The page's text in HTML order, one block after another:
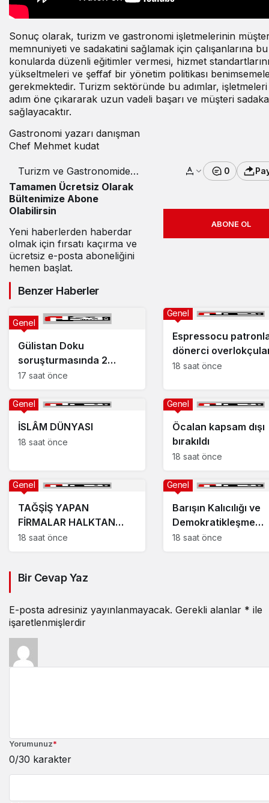
Sonuç olarak, turizm ve gastronomi işletmelerinin
memnuniyeti ve sadakatini sağlamak için çalışanlarına bu
konularda düzenli eğitimler vermesi, hizmet standartlarını
yükseltmeleri ve şeffaf bir yönetim politikası
gerekmektedir. Turizm sektöründe bu adımlar,
adım öne çıkararak uzun vadeli başarı ve müşteri
sağlayacaktır.
Gastronomi yazarı danışman
Chef Mehmet kudat
Turizm ve Gastronomide
Müşteri İlişkileri: Sadakat ve
Güvenin Anahtarı Çalışan
Davranışları
0
Tamamen Ücretsiz Olarak
Bültenimize Abone
Olabilirsin
Yeni haberlerden haberdar
olmak için fırsatı kaçırma ve
ücretsiz e-posta aboneliğini
hemen başlat.
ABONE OL
Benzer Haberler
Gülistan Doku
soruşturmasında 2
dalgıç tutuklandı
Genel
17 saat önce
Espressocu
dönerci
Genel
18 saat önce
İSLÂM DÜNYASI
Genel
18 saat önce
Öcalan kapsam dışı
bırakıldı
Genel
18 saat önce
TAĞŞİŞ YAPAN
FİRMALAR HALKTAN
ÖZÜR DİLEMELİ!
Genel
18 saat önce
Barışın Kalıcılığı ve
Demokratikleşme
İhtiyacı
Genel
18 saat önce
Bir Cevap Yaz
E-posta adresiniz yayınlanmayacak. Gerekli alanlar * ile
işaretlenmişlerdir
Yorumunuz*
0/30 karakter